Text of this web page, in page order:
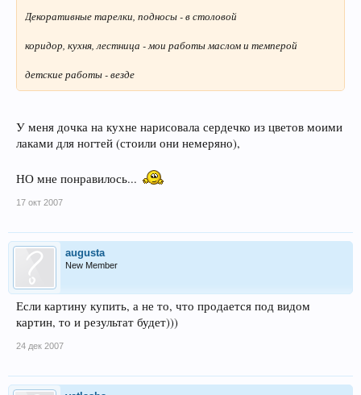
Декоративные тарелки, подносы - в столовой
коридор, кухня, лестница - мои работы маслом и темперой
детские работы - везде
У меня дочка на кухне нарисовала сердечко из цветов моими
лаками для ногтей (стоили они немеряно),
НО мне понравилось...
17 окт 2007
augusta
New Member
Если картину купить, а не то, что продается под видом
картин, то и результат будет)))
24 дек 2007